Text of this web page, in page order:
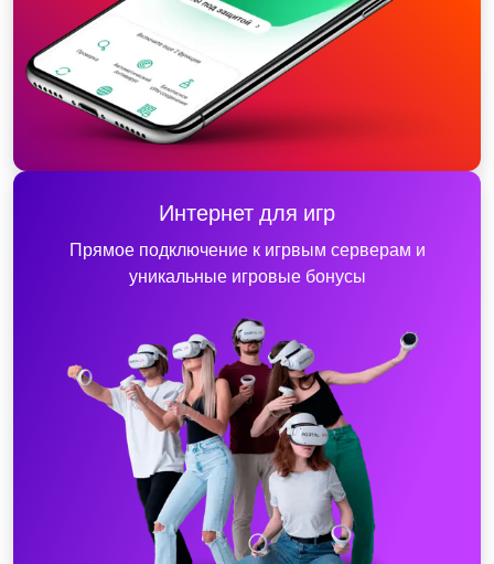
Интернет для игр
Прямое подключение к игрвым серверам и
уникальные игровые бонусы